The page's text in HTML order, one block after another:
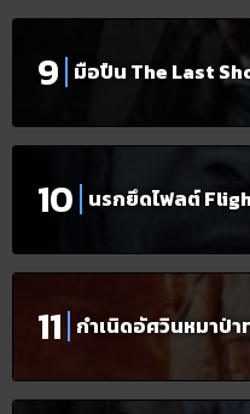
มือปืน The Last
นรกยึดไฟลต์
กำเนิดอัศวินหมาป่า